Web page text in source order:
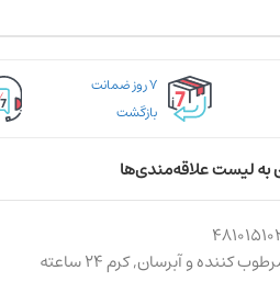
۷ روز ضمانت
بازگشت
به لیست علاقه‌مندی‌ها
کننده و آبرسان,کرم ۲۴ ساعته